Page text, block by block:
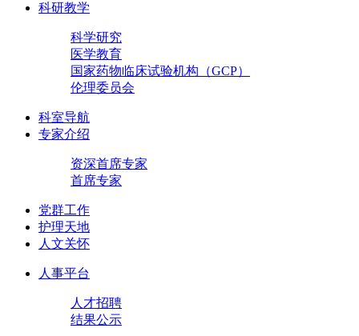
科研教学
科学研究
医学教育
国家药物临床试验机构（GCP）
伦理委员会
科室导航
专家介绍
资深首席专家
首席专家
党群工作
护理天地
人文关怀
人事平台
人才招聘
结果公示